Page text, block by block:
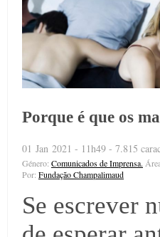
Porque é que os
01 Jan 2021 - 11h49 - 7.815
Género: Comunicados de Imprensa.
Por: Fundação Champalimaud
Se escrever